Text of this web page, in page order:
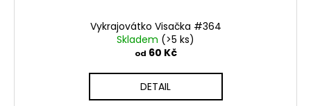
Vykrajovátko Visačka #364
Skladem (>5 ks)
od 60 Kč
DETAIL